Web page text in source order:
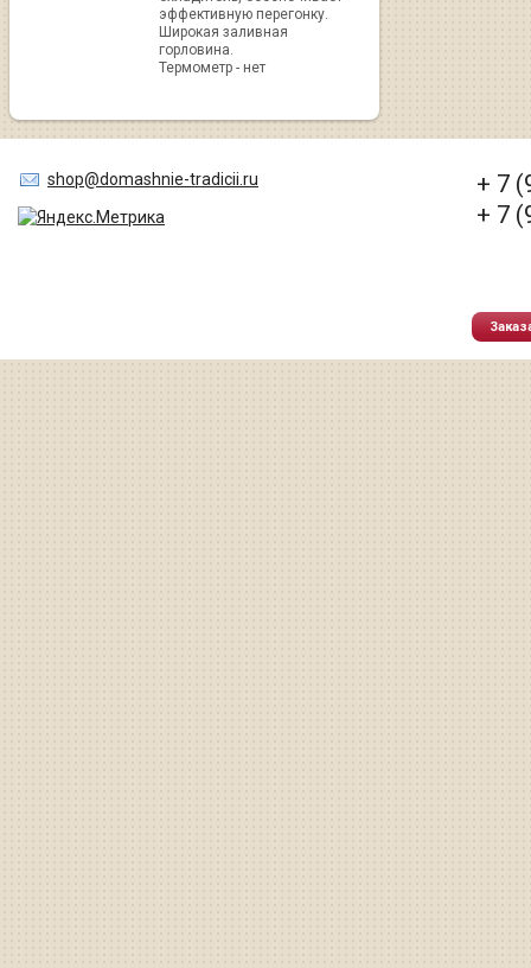
эффективную перегонку.
Широкая заливная
горловина.
Термометр - нет
shop@domashnie-tradicii.ru
+ 7
+ 7